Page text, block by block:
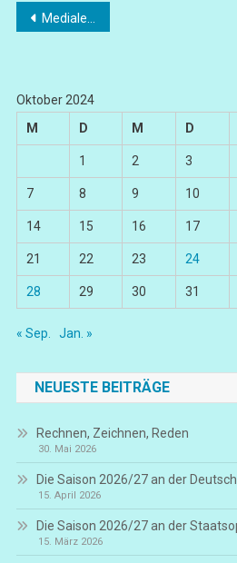
Beitragsnavigation
Mediale Gegenwelten
Oktober 2024
M
D M D
1 2 3
7 8 9 10
14 15 16 17
21 22 23 24
28 29 30 31
« Sep. Jan. »
NEUESTE BEITRÄGE
Rechnen, Zeichnen, Reden
30. Mai 2026
Die Saison 2026/27 an der
15. April 2026
Die Saison 2026/27 an der
15. März 2026